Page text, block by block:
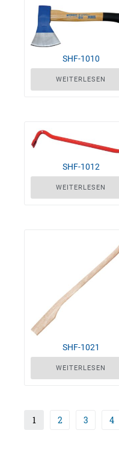
SHF-1010
WEITERLESEN
SHF-1012
WEITERLESEN
SHF-1021
WEITERLESEN
1 2 3 4